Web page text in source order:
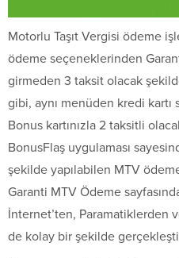
Motorlu Taşıt Vergisi ödeme
ödeme seçeneklerinden
girmeden 3 taksit olacak
gibi, aynı menüden kredi
Bonus kartınızla 2 taksitli
BonusFlaş uygulaması
şekilde yapılabilen MTV
Garanti MTV Ödeme
İnternet’ten, Paramatiklerden
de kolay bir şekilde